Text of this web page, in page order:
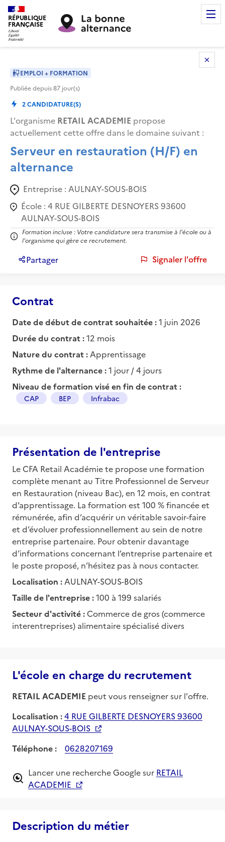
RÉPUBLIQUE
FRANÇAISE
EMPLOI + FORMATION
Publiée depuis87 jour(s)
2CANDIDATURE(S)
L'organisme RETAIL ACADEMIE propose
actuellement cette offre dans le domaine suivant :
Serveur en restauration (H/F) en
alternance
Entreprise : AULNAY-SOUS-BOIS
École :4 RUE GILBERTE DESNOYERS 93600
AULNAY-SOUS-BOIS
Formation incluse : Votre candidature sera transmise à l'école ou à
l'organisme qui gère ce recrutement.
Partager Signaler l'offre
Contrat
Date de début de contrat souhaitée :1 juin 2026
Durée du contrat :12 mois
Nature du contrat : Apprentissage
Rythme de l'alternance :1 jour / 4 jours
Niveau de formation visé en fin de contrat :
CAP BEP Infrabac
Présentation de l'entreprise
Le CFA Retail Académie te propose une formation
complète menant au Titre Professionnel de Serveur
en Restauration (niveau Bac), en 12 mois, en contrat
d’apprentissage. La formation est 100 % financée et
rémunérée, afin d’acquérir un véritable savoir-faire
et d’évoluer professionnellement au sein de notre
entreprise partenaire. Pour obtenir davantage
d’informations concernant l’entreprise partenaire et
le poste proposé, n’hésitez pas à nous contacter.
Localisation : AULNAY-SOUS-BOIS
Taille de l'entreprise :100 à 199 salariés
Secteur d'activité : Commerce de gros (commerce
interentreprises) alimentaire spécialisé divers
L'école en charge du recrutement
RETAIL ACADEMIE peut vous renseigner sur l'offre.
Localisation :4 RUE GILBERTE DESNOYERS 93600
AULNAY-SOUS-BOIS
Téléphone :
0628207169
Lancer une recherche Google sur RETAIL
ACADEMIE
Description du métier